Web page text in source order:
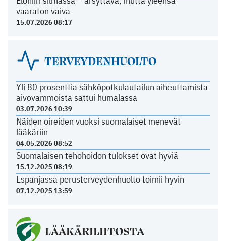
vaaraton vaiva
15.07.2026 08:17
TERVEYDENHUOLTO
Yli 80 prosenttia sähköpotkulautailun aiheuttamista
aivovammoista sattui humalassa
03.07.2026 10:39
Näiden oireiden vuoksi suomalaiset menevät
lääkäriin
04.05.2026 08:52
Suomalaisen tehohoidon tulokset ovat hyviä
15.12.2025 08:19
Espanjassa perusterveydenhuolto toimii hyvin
07.12.2025 13:59
LÄÄKÄRILIITOSTA